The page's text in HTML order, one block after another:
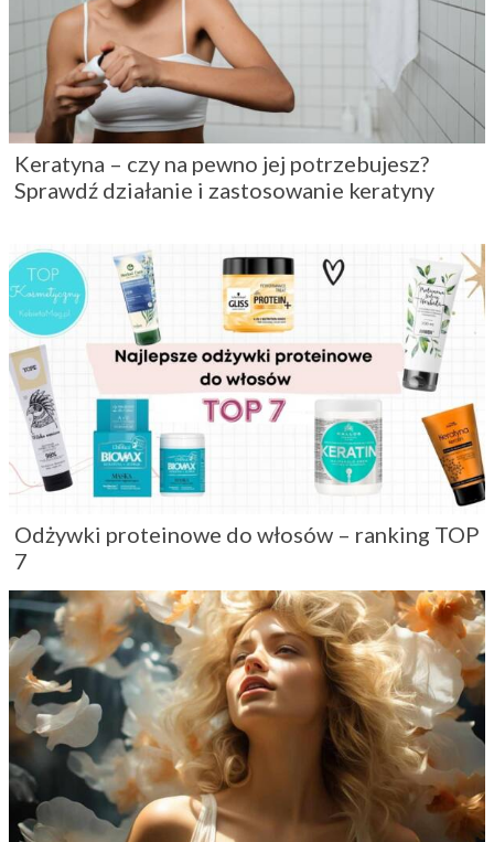
Keratyna – czy na pewno jej potrzebujesz?
Sprawdź działanie i zastosowanie keratyny
Odżywki proteinowe do włosów – ranking TOP
7